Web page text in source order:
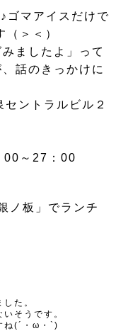
ゴマアイスだけで
＞＜）
ましたよ」って
話のきっかけに
ントラルビル２
～27：00
ノ板」でランチ
た。
そうです。
ね(´・ω・`)